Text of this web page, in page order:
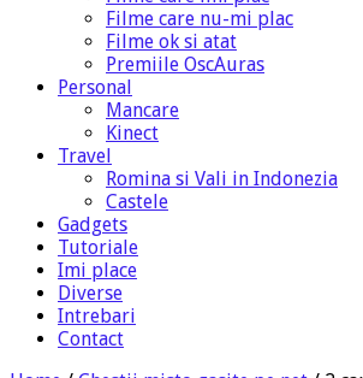
Filme care nu-mi plac
Filme ok si atat
Premiile OscAuras
Personal
Mancare
Kinect
Travel
Romina si Vali in Indonezia
Castele
Gadgets
Tutoriale
Imi place
Diverse
Intrebari
Contact